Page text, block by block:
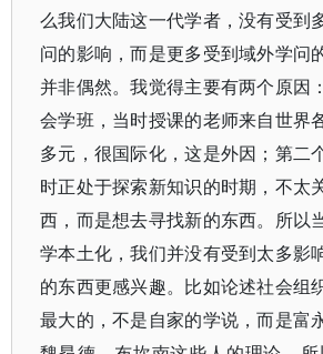
么我们大陆这一代学者，没有受到
问的影响，而是更多受到域外学问
并非偶然。我觉得主要有两个原因
会学班，当时授课的老师来自世界
多元，很国际化，这是外因；第二
时正处于探索新知识的时期，不太
西，而是想去寻找新的东西。所以
学本土化，我们并没有受到太多影
的东西更感兴趣。比如论述社会组
最大的，不是自家的学说，而是富